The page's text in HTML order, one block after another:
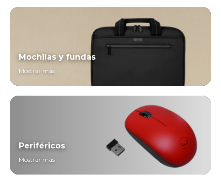
Mochilas y fundas
Mostrar más
Periféricos
Mostrar más